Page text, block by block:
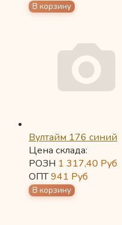
Вултайм 176 синий
Цена склада:
РОЗН 1 317,40 Руб
ОПТ941 Руб